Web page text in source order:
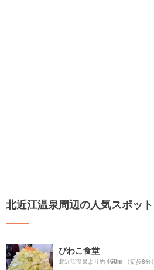
北近江温泉周辺の人気スポット
びわこ食堂
北近江温泉より約460m （徒歩8分）